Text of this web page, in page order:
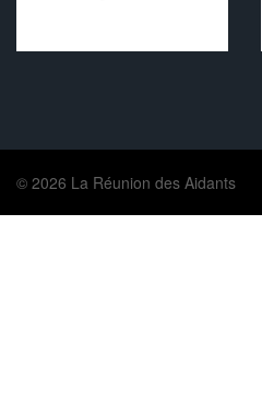
© 2026 La Réunion des Aidants